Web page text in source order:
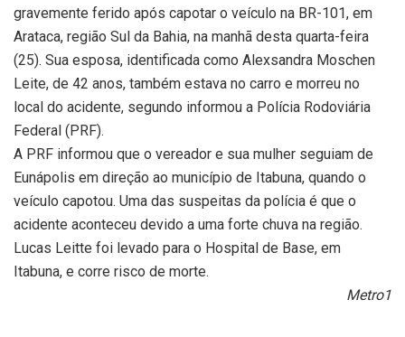
gravemente ferido após capotar o veículo na BR-101, em
Arataca, região Sul da Bahia, na manhã desta quarta-feira
(25). Sua esposa, identificada como Alexsandra Moschen
Leite, de 42 anos, também estava no carro e morreu no
local do acidente, segundo informou a Polícia Rodoviária
Federal (PRF).
A PRF informou que o vereador e sua mulher seguiam de
Eunápolis em direção ao município de Itabuna, quando o
veículo capotou. Uma das suspeitas da polícia é que o
acidente aconteceu devido a uma forte chuva na região.
Lucas Leitte foi levado para o Hospital de Base, em
Itabuna, e corre risco de morte.
Metro1